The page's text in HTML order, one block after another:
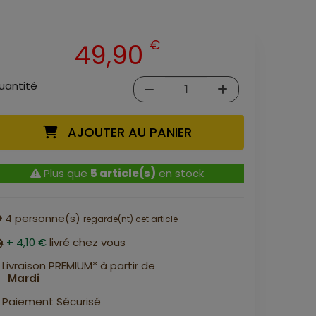
49,90 €
AJOUTER AU PANIER
Plus que 5 article(s) en stock
4 personne(s) regarde(nt) cet article
+ 4,10 €livré chez vous
Livraison PREMIUM* à partir de
Mardi
Paiement Sécurisé